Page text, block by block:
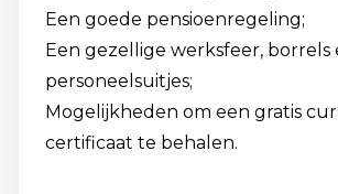
Een goede pensioenregeling;
Een gezellige werksfeer, borrels
personeelsuitjes;
Mogelijkheden om een gratis
certificaat te behalen.